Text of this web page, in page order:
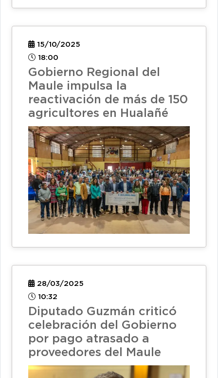
15/10/2025
18:00
Gobierno Regional del
Maule impulsa la
reactivación de más de 150
agricultores en Hualañé
28/03/2025
10:32
Diputado Guzmán criticó
celebración del Gobierno
por pago atrasado a
proveedores del Maule